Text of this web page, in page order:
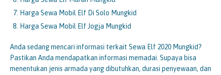
Harga Sewa Mobil Elf Di Solo Mungkid
Harga Sewa Mobil Elf Jogja Mungkid
Anda sedang mencari informasi terkait Sewa Elf 2020 Mungkid?
Pastikan Anda mendapatkan informasi memadai. Supaya bisa
menentukan jenis armada yang dibutuhkan, durasi penyewaan, dan